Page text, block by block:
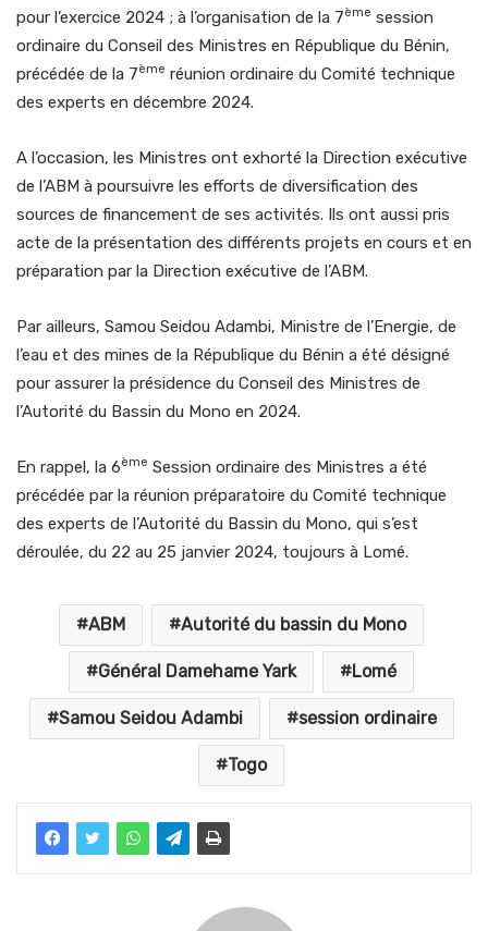
pour l’exercice 2024 ; à l’organisation de la 7ème session
ordinaire du Conseil des Ministres en République du Bénin,
précédée de la 7ème réunion ordinaire du Comité technique
des experts en décembre 2024.
A l’occasion, les Ministres ont exhorté la Direction exécutive
de l’ABM à poursuivre les efforts de diversification des
sources de financement de ses activités. Ils ont aussi pris
acte de la présentation des différents projets en cours et en
préparation par la Direction exécutive de l’ABM.
Par ailleurs, Samou Seidou Adambi, Ministre de l’Energie, de
l’eau et des mines de la République du Bénin a été désigné
pour assurer la présidence du Conseil des Ministres de
l’Autorité du Bassin du Mono en 2024.
En rappel, la 6ème Session ordinaire des Ministres a été
précédée par la réunion préparatoire du Comité technique
des experts de l’Autorité du Bassin du Mono, qui s’est
déroulée, du 22 au 25 janvier 2024, toujours à Lomé.
ABM Autorité du bassin du Mono
Général Damehame Yark Lomé
Samou Seidou Adambi session ordinaire
Togo